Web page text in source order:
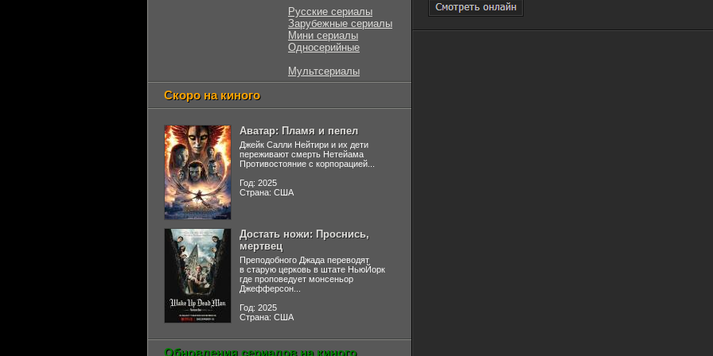
Русские сериалы
Зарубежные сериалы
Мини сериалы
Односерийные
Мультсериалы
Скоро на киного
Аватар: Пламя и пепел
Джейк Салли Нейтири и их дети
переживают смерть Нетейама
Противостояние с корпорацией...
Год: 2025
Страна: США
Достать ножи: Проснись,
мертвец
Преподобного Джада переводят
в старую церковь в штате НьюЙорк
где проповедует монсеньор
Джефферсон...
Год: 2025
Страна: США
Обновления сериалов на киного